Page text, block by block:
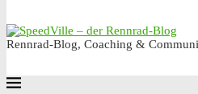
Rennrad-Blog, Coaching &